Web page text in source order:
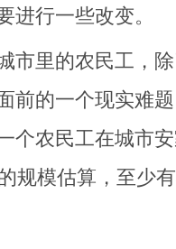
进行一些改变。
里的农民工，除
前的一个现实难
个农民工在城市
规模估算，至少